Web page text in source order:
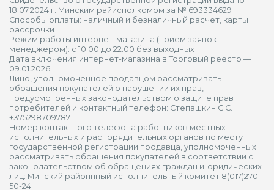
18.07.2024 г. Минским райисполкомом за № 693334629
Способы оплаты: наличный и безналичный расчет, карты
рассрочки
Режим работы интернет-магазина (прием заявок
менеджером): с 10:00 до 22:00 без выходных
Дата включения интернет-магазина в Торговый реестр —
09.01.2026
Лицо, уполномоченное продавцом рассматривать
обращения покупателей о нарушении их прав,
предусмотренных законодательством о защите прав
потребителей и контактный телефон: Степашкин С.С.
+375298709787
Номер контактного телефона работников местных
исполнительных и распорядительных органов по месту
государственной регистрации продавца, уполномоченных
рассматривать обращения покупателей в соответствии с
законодательством об обращениях граждан и юридических
лиц: Минский районнный исполнительный комитет 8(017)270-
50-24